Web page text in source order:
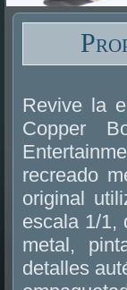
Revive la
Copper
recreado
original
escala 1/1,
metal,
detalles